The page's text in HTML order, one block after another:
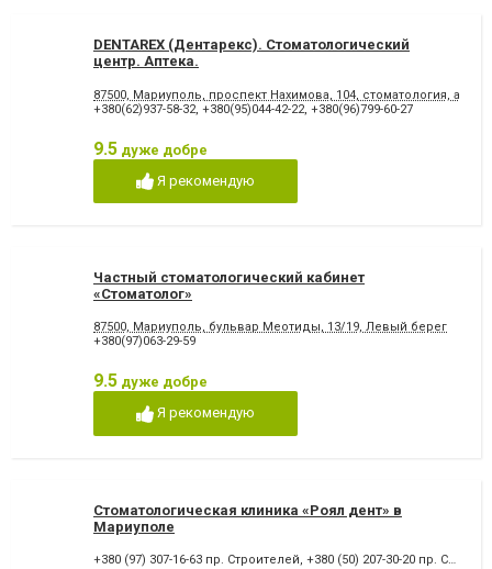
DENTAREX (Дентарекс). Cтоматологический
центр. Аптeкa.
87500, Мариуполь, проспект Нахимова, 104, стоматология,
+380(62)937-58-32 +380(95)044-42-22 +380(96)799-60-27
9.5 дуже добре
Я рекомендую
Частный стоматологический кабинет
«Стоматолог»
87500, Мариуполь, бульвар Меотиды, 13/19, Левый берег
+380(97)063-29-59
9.5 дуже добре
Я рекомендую
Стоматологическая клиника «Роял дент» в
Мариуполе
+380 (97) 307-16-63 пр. Строителей, +380 (50) 207-30-20 пр. Строителей